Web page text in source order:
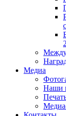
Медиа
Наши